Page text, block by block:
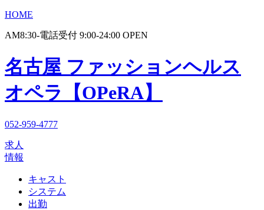
HOME
AM8:30-電話受付 9:00-24:00 OPEN
名古屋 ファッションヘルス
オペラ【OPeRA】
052-959-4777
求人
情報
キャスト
システム
出勤